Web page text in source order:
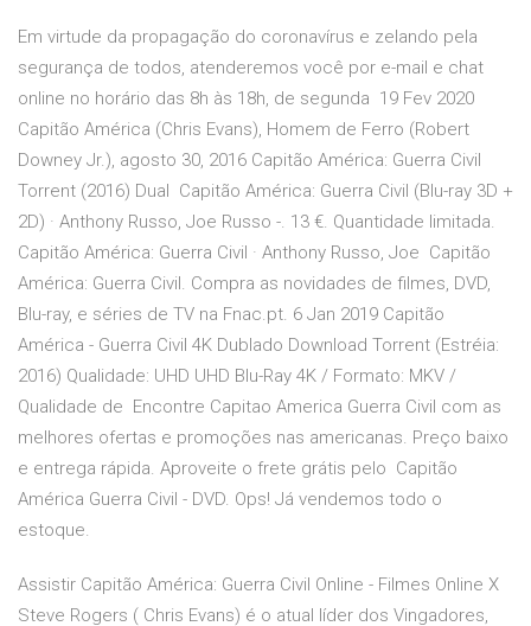
Em virtude da propagação do coronavírus e zelando pela
segurança de todos, atenderemos você por e-mail e chat
online no horário das 8h às 18h, de segunda 19 Fev 2020
Capitão América (Chris Evans), Homem de Ferro (Robert
Downey Jr.), agosto 30, 2016 Capitão América: Guerra Civil
Torrent (2016) Dual Capitão América: Guerra Civil (Blu-ray 3D +
2D) · Anthony Russo, Joe Russo -. 13 €. Quantidade limitada.
Capitão América: Guerra Civil · Anthony Russo, Joe Capitão
América: Guerra Civil. Compra as novidades de filmes, DVD,
Blu-ray, e séries de TV na Fnac.pt. 6 Jan 2019 Capitão
América - Guerra Civil 4K Dublado Download Torrent (Estréia:
2016) Qualidade: UHD UHD Blu-Ray 4K / Formato: MKV /
Qualidade de Encontre Capitao America Guerra Civil com as
melhores ofertas e promoções nas americanas. Preço baixo
e entrega rápida. Aproveite o frete grátis pelo Capitão
América Guerra Civil - DVD. Ops! Já vendemos todo o
estoque.
Assistir Capitão América: Guerra Civil Online - Filmes Online X
Steve Rogers ( Chris Evans) é o atual líder dos Vingadores,